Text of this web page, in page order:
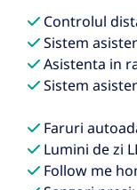
Controlul
Sistem
Asistenta in
Sistem
Faruri
Lumini de zi
Follow me